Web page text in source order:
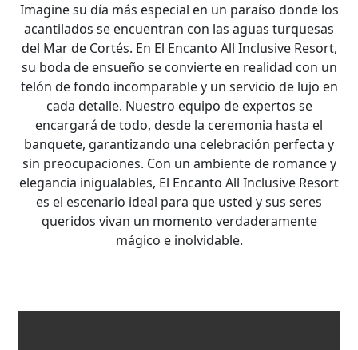
Imagine su día más especial en un paraíso donde los
acantilados se encuentran con las aguas turquesas
del Mar de Cortés. En El Encanto All Inclusive Resort,
su boda de ensueño se convierte en realidad con un
telón de fondo incomparable y un servicio de lujo en
cada detalle. Nuestro equipo de expertos se
encargará de todo, desde la ceremonia hasta el
banquete, garantizando una celebración perfecta y
sin preocupaciones. Con un ambiente de romance y
elegancia inigualables, El Encanto All Inclusive Resort
es el escenario ideal para que usted y sus seres
queridos vivan un momento verdaderamente
mágico e inolvidable.